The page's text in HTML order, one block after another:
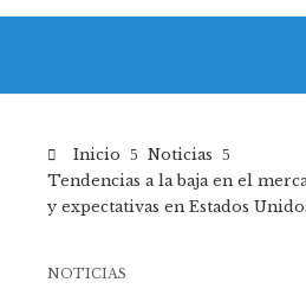
Inicio
Noticias
Tendencias a la baja en el
y expectativas en Estados
NOTICIAS